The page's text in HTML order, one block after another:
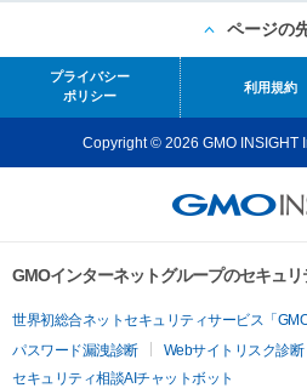
ページの
プライバシー
ポリシー
利用規約
Copyright © 2026 GMO INSIGHT
GMOインターネットグループのセキュ
世界初総合ネットセキュリティサービス「
パスワード漏洩診断
Webサイトリスク診断
セキュリティ相談AIチャットボット